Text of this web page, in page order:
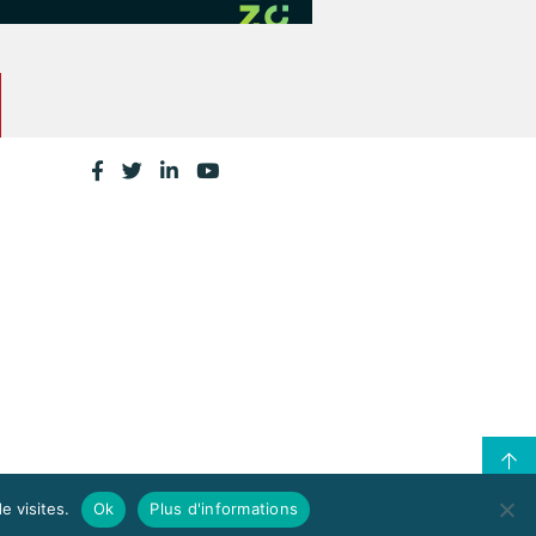
CONTACTEZ LA CPME
visites. Ok Plus d'informations